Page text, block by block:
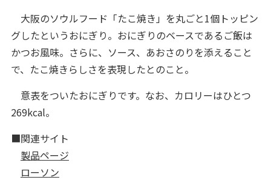
大阪のソウルフード「たこ焼き」を丸ごと1個トッピン
グしたというおにぎり。おにぎりのベースであるご飯は
かつお風味。さらに、ソース、あおさのりを添えること
で、たこ焼きらしさを表現したとのこと。
意表をついたおにぎりです。なお、カロリーはひとつ
269kcal。
■関連サイト
製品ページ
ローソン